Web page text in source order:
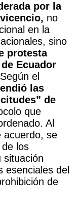
por la
no
en la
sino
protesta
Ecuador
Según el
las
de
que
Al
acuerdo, se
los
situación
esenciales del
de